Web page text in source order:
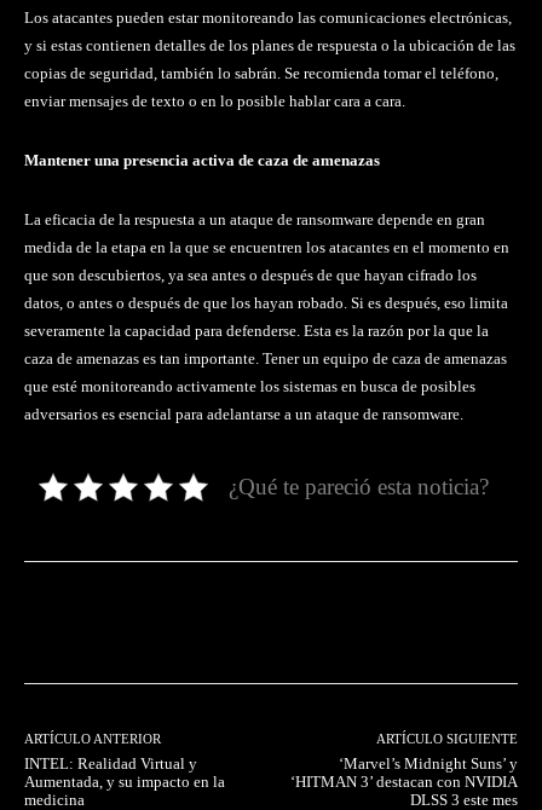
Los atacantes pueden estar monitoreando las comunicaciones electrónicas,
y si estas contienen detalles de los planes de respuesta o la ubicación de las
copias de seguridad, también lo sabrán. Se recomienda tomar el teléfono,
enviar mensajes de texto o en lo posible hablar cara a cara.
Mantener una presencia activa de caza de amenazas
La eficacia de la respuesta a un ataque de ransomware depende en gran
medida de la etapa en la que se encuentren los atacantes en el momento en
que son descubiertos, ya sea antes o después de que hayan cifrado los
datos, o antes o después de que los hayan robado. Si es después, eso limita
severamente la capacidad para defenderse. Esta es la razón por la que la
caza de amenazas es tan importante. Tener un equipo de caza de amenazas
que esté monitoreando activamente los sistemas en busca de posibles
adversarios es esencial para adelantarse a un ataque de ransomware.
¿Qué te pareció esta noticia?
ARTÍCULO ANTERIOR
INTEL: Realidad Virtual y
Aumentada, y su impacto en la
medicina
ARTÍCULO SIGUIENTE
‘Marvel’s Midnight Suns’ y
‘HITMAN 3’ destacan con NVIDIA
DLSS 3 este mes